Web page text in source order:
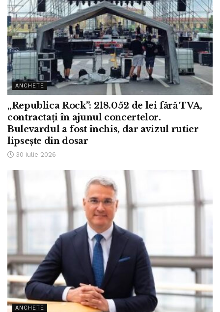
ANCHETE
„Republica Rock”: 218.052 de lei fără TVA,
contractați în ajunul concertelor.
Bulevardul a fost închis, dar avizul rutier
lipsește din dosar
30 iulie 2026
ANCHETE